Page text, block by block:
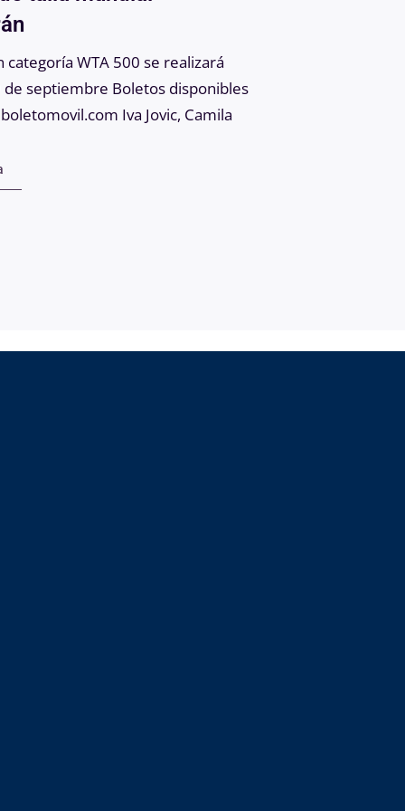
categoría WTA 500 se realizará
de septiembre Boletos disponibles
Iva Jovic, Camila